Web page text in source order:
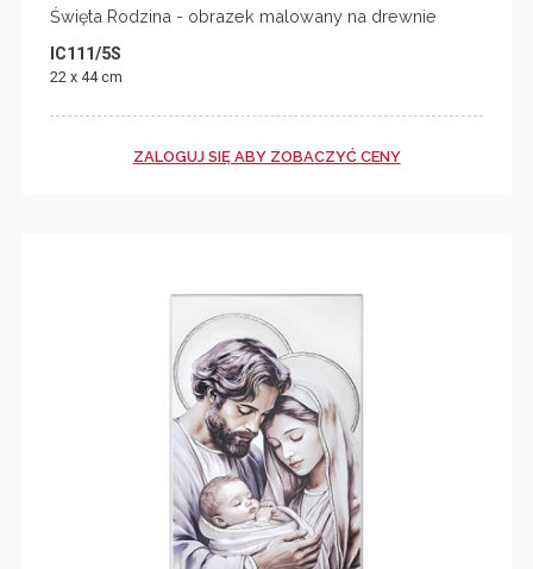
Święta Rodzina - obrazek malowany na drewnie
IC111/5S
22 x 44 cm
ZALOGUJ SIĘ ABY ZOBACZYĆ CENY